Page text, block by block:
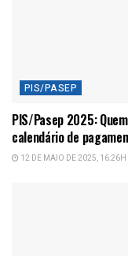
PIS/PASEP
PIS/Pasep 2025:
calendário de
12 DE MAIO DE 2025, 16:26H